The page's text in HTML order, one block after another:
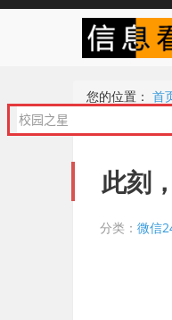
您的位置： 首
此刻
分类： 微信